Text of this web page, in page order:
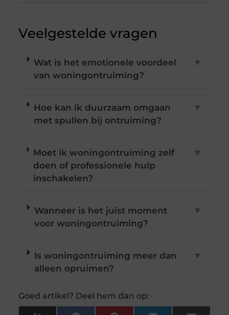
Veelgestelde vragen
Wat is het emotionele voordeel
van woningontruiming?
▼
Hoe kan ik duurzaam omgaan
met spullen bij ontruiming?
▼
Moet ik woningontruiming zelf
doen of professionele hulp
inschakelen?
▼
Wanneer is het juist moment
voor woningontruiming?
▼
Is woningontruiming meer dan
alleen opruimen?
▼
Goed artikel? Deel hem dan op: